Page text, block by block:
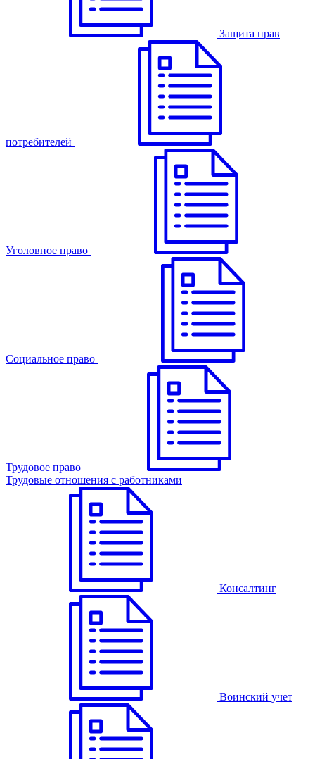
Защита прав
потребителей
Уголовное право
Cоциальное право
Трудовое право
Трудовые отношения с работниками
Консалтинг
Воинский учет